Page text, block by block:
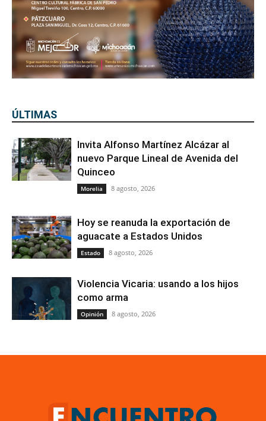
ÚLTIMAS
Invita Alfonso Martínez Alcázar al
nuevo Parque Lineal de Avenida del
Quinceo
Morelia 8 agosto, 2026
Hoy se reanuda la exportación de
aguacate a Estados Unidos
Estado 8 agosto, 2026
Violencia Vicaria: usando a los hijos
como arma
Opinión 8 agosto, 2026